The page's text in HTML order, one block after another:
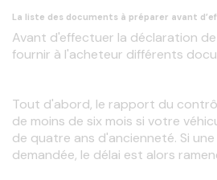
La liste des documents à préparer avant
Avant d'effectuer la déclaration
fournir à l'acheteur différents
Tout d'abord, le rapport du
de moins de six mois si votre
de quatre ans d'ancienneté. Si
demandée, le délai est alors